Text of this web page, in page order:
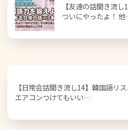
【友達の話聞き流
ついにやったよ！
【日常会話聞き流し14】韓国語リス
エアコンつけてもいい…